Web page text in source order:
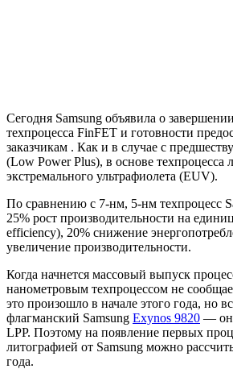
Сегодня Samsung объявила о
техпроцесса FinFET и готовности
заказчикам . Как и в случае с
(Low Power Plus), в основе техпроцесса
экстремального ультрафиолета (EUV).
По сравнению с 7-нм, 5-нм техпроцесс
25% рост производительности на
efficiency), 20% снижение
увеличение производительности.
Когда начнется массовый выпуск
нанометровым техпроцессом не
это произошло в начале этого года, но
флагманский Samsung Exynos 9820 — он
LPP. Поэтому на появление первых
литографией от Samsung можно
года.